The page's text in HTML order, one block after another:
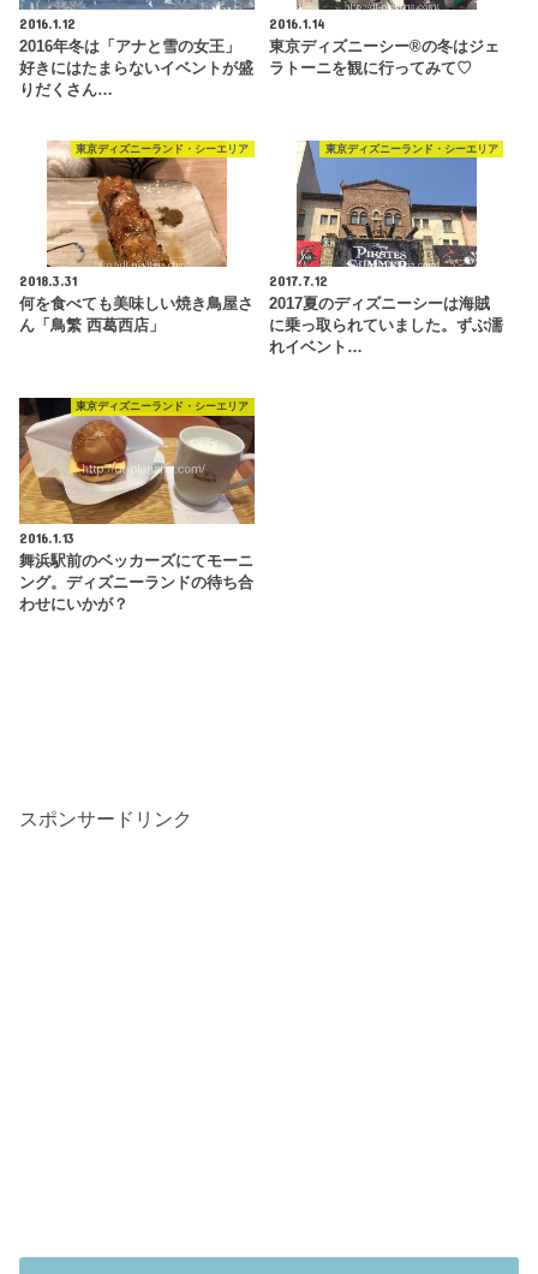
2016.1.12
2016年冬は「アナと雪の女王」
好きにはたまらないイベントが盛
りだくさん…
2016.1.14
東京ディズニーシー®︎の冬はジェ
ラトーニを観に行ってみて♡
東京ディズニーランド・シーエリア
2018.3.31
何を食べても美味しい焼き鳥屋さ
ん「鳥繁 西葛西店」
東京ディズニーランド・シーエリア
2017.7.12
2017夏のディズニーシーは海賊
に乗っ取られていました。ずぶ濡
れイベント…
東京ディズニーランド・シーエリア
2016.1.13
舞浜駅前のベッカーズにてモーニ
ング。ディズニーランドの待ち合
わせにいかが？
スポンサードリンク